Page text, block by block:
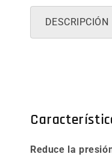
DESCRIPCIÓN
Reduce la